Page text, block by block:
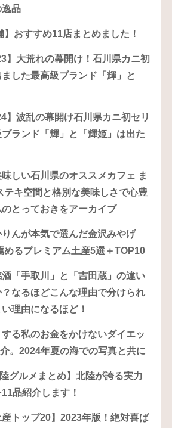
品
】おすすめ11店まとめました！
】大荒れの幕開け！石川県カニ初
した最高級ブランド「輝」と
】波乱の幕開け石川県カニ初セリ
ランド「輝」と「輝姫」は出た
味しい石川県のオススメカフェ ま
テキ空間と格別な美味しさで心豊
とっておきをアーカイブ
りんが本気で選んだ金沢みやげ
めるプレミアム土産5選＋TOP10
酒「手取川」と「吉田蔵」の違い
なるほどこんな理由で分けられ
理由になるほど！
する私のお金をかけないダイエッ
。2024年夏の海での写真と共に
グルメまとめ】北陸が誇る実力
品紹介します！
産トップ20】2023年版！絶対喜ば